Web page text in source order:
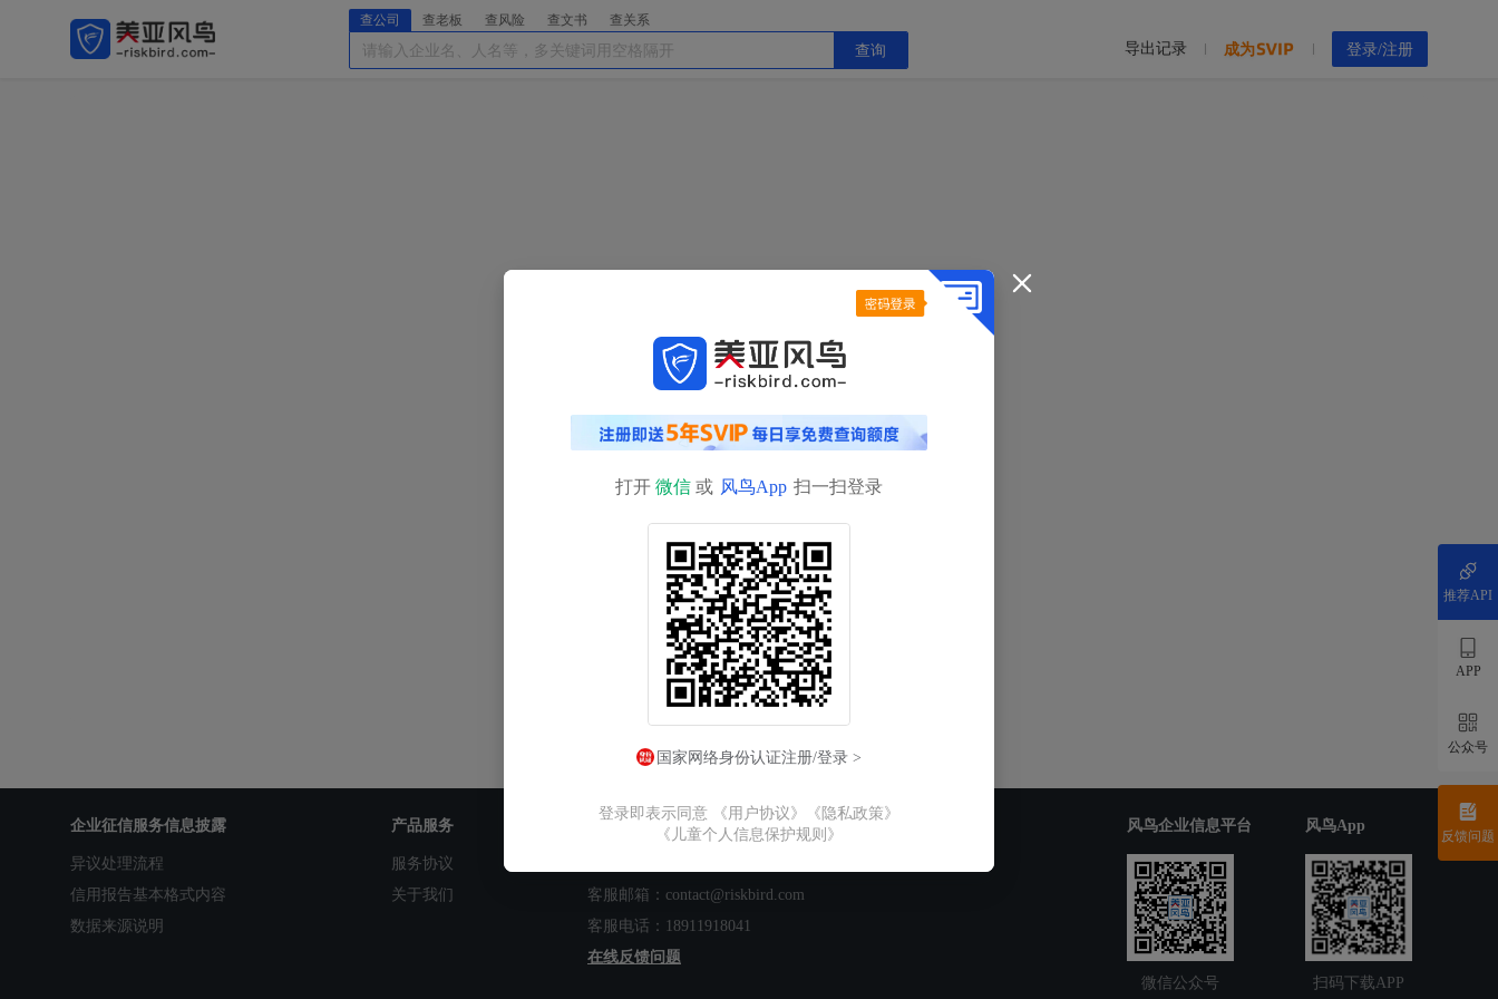
查公司 查老板 查风险 查文书 查关系
查询 导出记录 成为 登录/注册
企业征信服务信息披露
异议处理流程
信用报告基本格式内容
数据来源说明
产品服务
服务协议
关于我们
联系我们
客服邮箱：contact@riskbird.com
客服电话：18911918041
在线反馈问题
风鸟企业信息平台
微信公众号
风鸟App
扫码下载APP
推荐API
APP
公众号
反馈问题
打开 微信 或 风鸟App 扫一扫登录
国家网络身份认证注册/登录 >
登录即表示同意 《用户协议》
《隐私政策》
《儿童个人信息保护规则》